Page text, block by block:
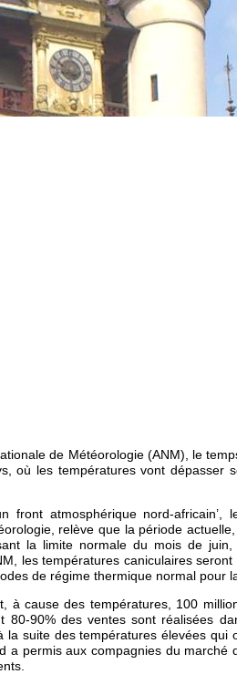
de Météorologie (ANM), le
où les températures vont dépasser
front atmosphérique nord-africain’,
relève que la période
la limite normale du mois de
les températures caniculaires
de régime thermique normal pour
à cause des températures, 100
90% des ventes sont réalisées
suite des températures élevées qui
a permis aux compagnies du marché